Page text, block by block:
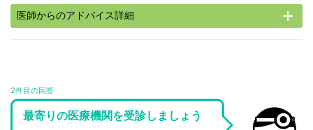
医師からのアドバイス詳細 add
2件目の回答
最寄りの医療機関を受診しましょう